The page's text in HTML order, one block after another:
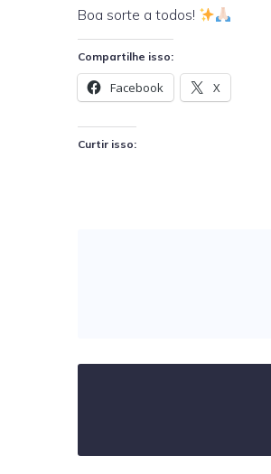
Boa sorte a todos!
Compartilhe isso:
Facebook X
Curtir isso: